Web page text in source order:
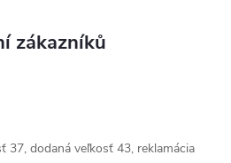
zákazníků
37, dodaná veľkosť 43, reklamácia